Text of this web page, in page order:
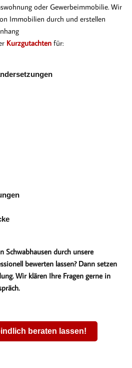
oder Gewerbeimmobilie. Wir
Immobilien durch und erstellen
Kurzgutachten für:
Schwabhausen durch unsere
bewerten lassen? Dann setzen
Wir klären Ihre Fragen gerne in
beraten lassen!